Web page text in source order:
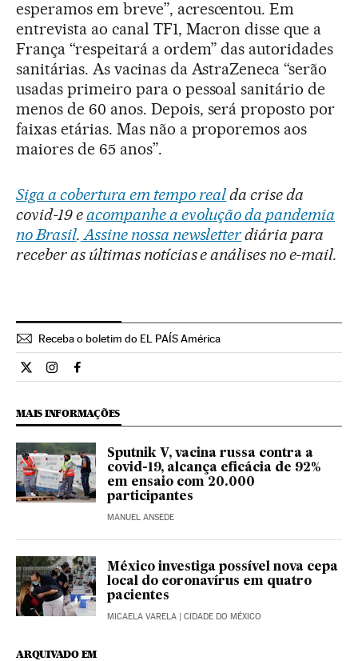
esperamos em breve”, acrescentou. Em
entrevista ao canal TF1, Macron disse que a
França “respeitará a ordem” das autoridades
sanitárias. As vacinas da AstraZeneca “serão
usadas primeiro para o pessoal sanitário de
menos de 60 anos. Depois, será proposto por
faixas etárias. Mas não a proporemos aos
maiores de 65 anos”.
Siga a cobertura em tempo realda crise da
covid-19 eacompanhe a evolução da pandemia
no Brasil. Assine nossa newsletterdiária para
receber as últimas notícias e análises no e-mail.
Receba o boletim do EL PAÍS América
Internacional El País Brasil en Twitter
Internacional El País Brasil en Instagram
Internacional El País Brasil en Facebook
MAIS INFORMAÇÕES
Sputnik V, vacina russa contra a
covid-19, alcança eficácia de 92%
em ensaio com 20.000
participantes
MANUEL ANSEDE
México investiga possível nova cepa
local do coronavírus em quatro
pacientes
MICAELA VARELA | CIDADE DO MÉXICO
ARQUIVADO EM